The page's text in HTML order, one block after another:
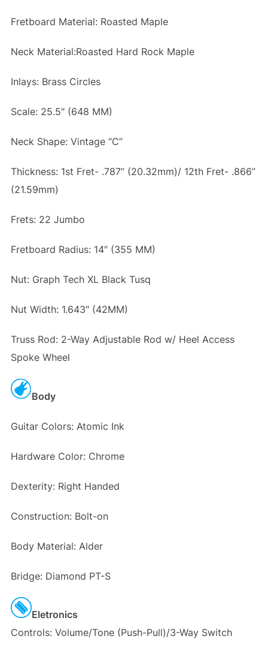
Fretboard Material: Roasted Maple
Neck Material:Roasted Hard Rock Maple
Inlays: Brass Circles
Scale: 25.5″ (648 MM)
Neck Shape: Vintage “C”
Thickness: 1st Fret- .787” (20.32mm)/ 12th Fret- .866”
(21.59mm)
Frets: 22 Jumbo
Fretboard Radius: 14″ (355 MM)
Nut: Graph Tech XL Black Tusq
Nut Width: 1.643″ (42MM)
Truss Rod: 2-Way Adjustable Rod w/ Heel Access
Spoke Wheel
Body
Guitar Colors: Atomic Ink
Hardware Color: Chrome
Dexterity: Right Handed
Construction: Bolt-on
Body Material: Alder
Bridge: Diamond PT-S
Eletronics
Controls: Volume/Tone (Push-Pull)/3-Way Switch